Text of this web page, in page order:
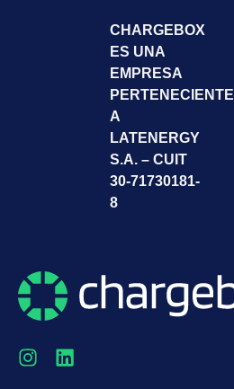
CHARGEBOX
ES UNA
EMPRESA
PERTENECIENTE
A
LATENERGY
S.A. – CUIT
30-71730181-
8